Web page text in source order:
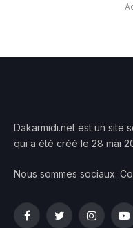
Dakarmidi.net est un site
qui a été créé le 28 mai
Nous sommes sociaux.
FacebookTwitter